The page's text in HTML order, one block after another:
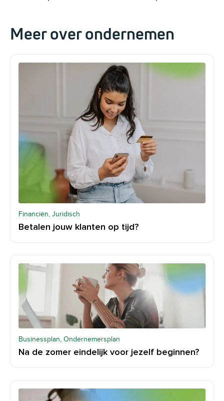
Meer over ondernemen
Financiën, Juridisch
Betalen jouw klanten op tijd?
Businessplan, Ondernemersplan
Na de zomer eindelijk voor jezelf beginnen?